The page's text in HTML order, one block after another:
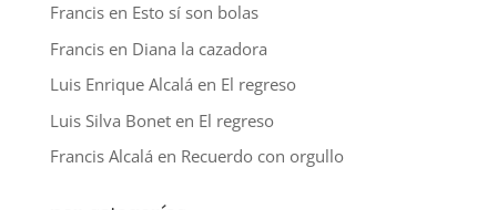
Francisen Esto sí son bolas
Francisen Diana la cazadora
Luis Enrique Alcalá en El regreso
Luis Silva Boneten El regreso
Francis Alcalá en Recuerdo con orgullo